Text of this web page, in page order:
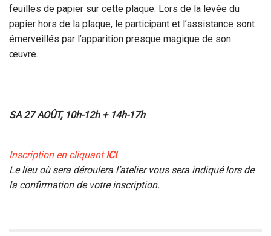
feuilles de papier sur cette plaque. Lors de la levée du
papier hors de la plaque, le participant et l’assistance sont
émerveillés par l’apparition presque magique de son
œuvre.
SA 27 AOÛT, 10h-12h + 14h-17h
Inscription en cliquantICI
Le lieu où sera déroulera l’atelier vous sera indiqué lors de
la confirmation de votre inscription.